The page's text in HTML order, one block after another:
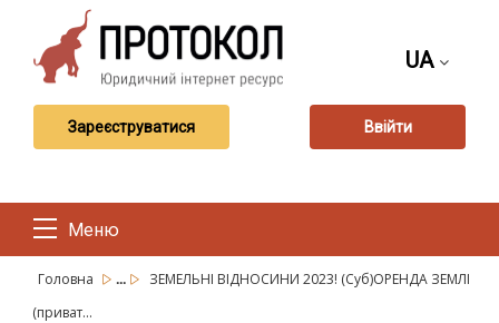
UA
Зареєструватися Ввійти
Меню
Головна ...
ЗЕМЕЛЬНІ ВІДНОСИНИ 2023! (Суб)ОРЕНДА ЗЕМЛІ
(приват...